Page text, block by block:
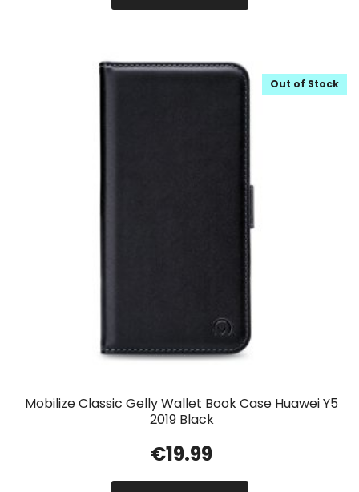
Mobilize Classic Gelly Wallet Book Case Huawei Y5
2019 Black
Out of Stock
€19.99